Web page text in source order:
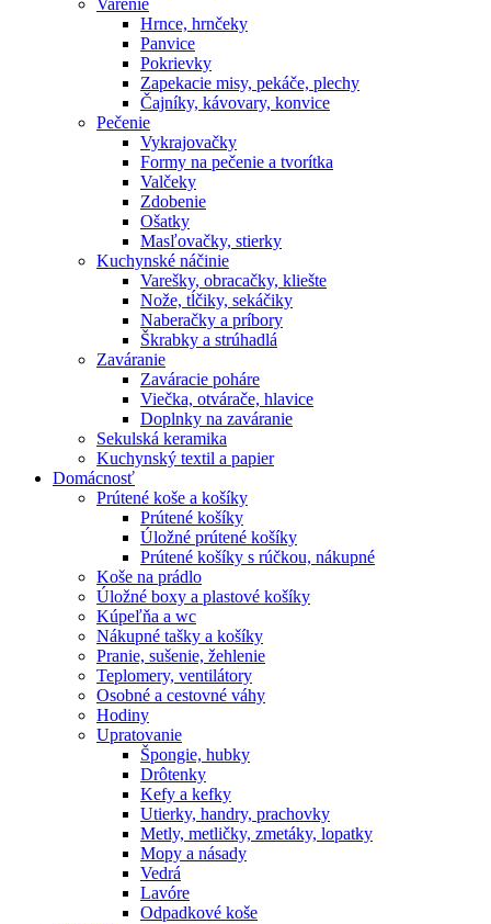
Varenie
Hrnce, hrnčeky
Panvice
Pokrievky
Zapekacie misy, pekáče, plechy
Čajníky, kávovary, konvice
Pečenie
Vykrajovačky
Formy na pečenie a tvorítka
Valčeky
Zdobenie
Ošatky
Masľovačky, stierky
Kuchynské náčinie
Varešky, obracačky, kliešte
Nože, tĺčiky, sekáčiky
Naberačky a príbory
Škrabky a strúhadlá
Zaváranie
Zaváracie poháre
Viečka, otvárače, hlavice
Doplnky na zaváranie
Sekulská keramika
Kuchynský textil a papier
Domácnosť
Prútené koše a košíky
Prútené košíky
Úložné prútené košíky
Prútené košíky s rúčkou, nákupné
Koše na prádlo
Úložné boxy a plastové košíky
Kúpeľňa a wc
Nákupné tašky a košíky
Pranie, sušenie, žehlenie
Teplomery, ventilátory
Osobné a cestovné váhy
Hodiny
Upratovanie
Špongie, hubky
Drôtenky
Kefy a kefky
Utierky, handry, prachovky
Metly, metličky, zmetáky, lopatky
Mopy a násady
Vedrá
Lavóre
Odpadkové koše